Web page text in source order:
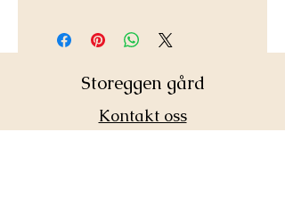
Storeggen gård
Kontakt oss